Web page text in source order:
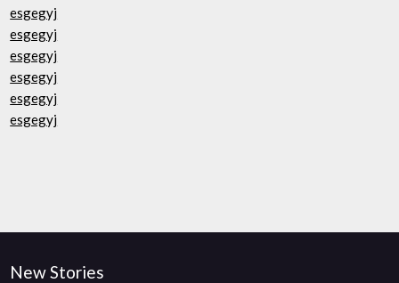
esgegyj
esgegyj
esgegyj
esgegyj
esgegyj
esgegyj
New Stories